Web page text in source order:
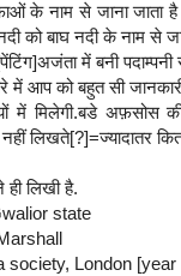
के नाम से जाना जाता
को बाघ नदी के नाम से
में बनी
में आप को बहुत सी
में मिलेगी.बडे अफ़सोस
नहीं लिखते[?]=ज्यादातर
लिखी है.
state
society, London [year